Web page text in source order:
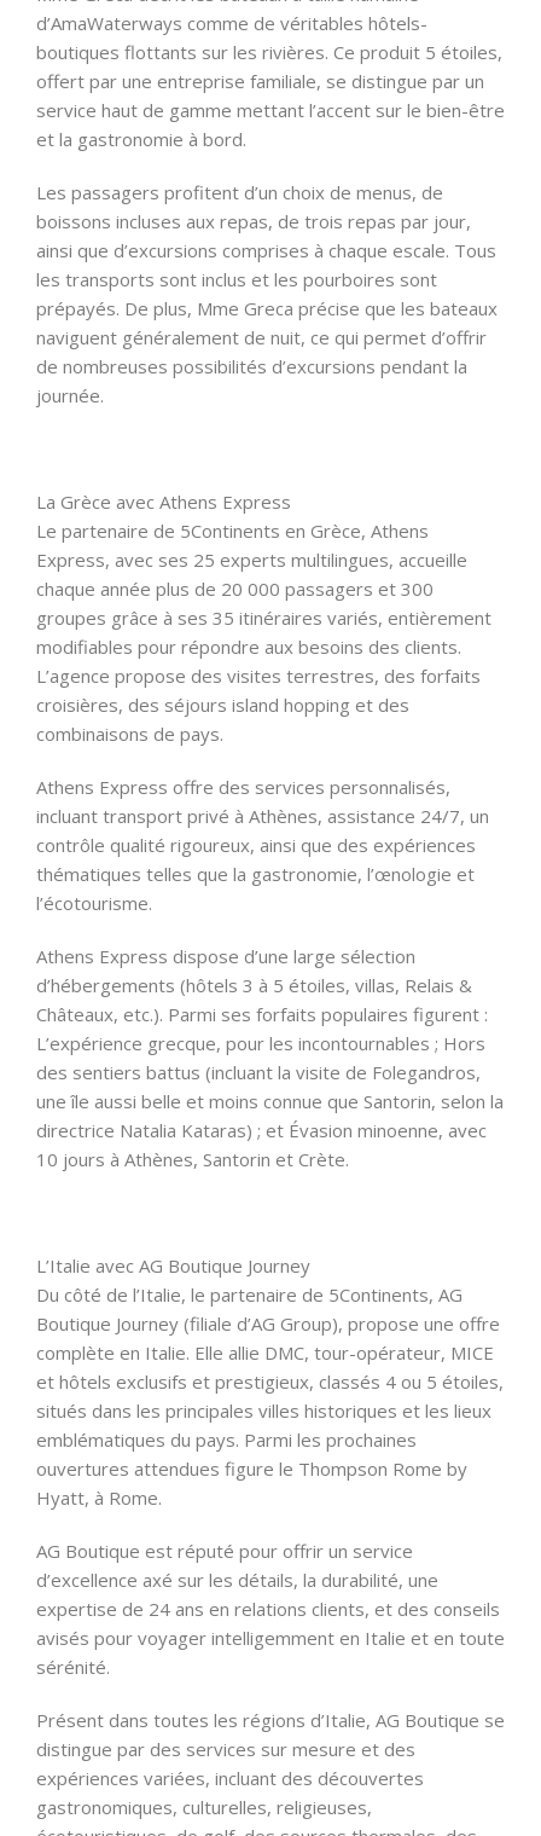
d’AmaWaterways comme de véritables hôtels-
boutiques flottants sur les rivières. Ce produit 5 étoiles,
offert par une entreprise familiale, se distingue par un
service haut de gamme mettant l’accent sur le bien-être
et la gastronomie à bord.
Les passagers profitent d’un choix de menus, de
boissons incluses aux repas, de trois repas par jour,
ainsi que d’excursions comprises à chaque escale. Tous
les transports sont inclus et les pourboires sont
prépayés. De plus, Mme Greca précise que les bateaux
naviguent généralement de nuit, ce qui permet d’offrir
de nombreuses possibilités d’excursions pendant la
journée.
La Grèce avec Athens Express
Le partenaire de 5Continents en Grèce, Athens
Express, avec ses 25 experts multilingues, accueille
chaque année plus de 20 000 passagers et 300
groupes grâce à ses 35 itinéraires variés, entièrement
modifiables pour répondre aux besoins des clients.
L’agence propose des visites terrestres, des forfaits
croisières, des séjours island hopping et des
combinaisons de pays.
Athens Express offre des services personnalisés,
incluant transport privé à Athènes, assistance 24/7, un
contrôle qualité rigoureux, ainsi que des expériences
thématiques telles que la gastronomie, l’œnologie et
l’écotourisme.
Athens Express dispose d’une large sélection
d’hébergements (hôtels 3 à 5 étoiles, villas, Relais &
Châteaux, etc.). Parmi ses forfaits populaires figurent :
L’expérience grecque, pour les incontournables ; Hors
des sentiers battus (incluant la visite de Folegandros,
une île aussi belle et moins connue que Santorin, selon la
directrice Natalia Kataras) ; et Évasion minoenne, avec
10 jours à Athènes, Santorin et Crète.
L’Italie avec AG Boutique Journey
Du côté de l’Italie, le partenaire de 5Continents, AG
Boutique Journey (filiale d’AG Group), propose une offre
complète en Italie. Elle allie DMC, tour-opérateur, MICE
et hôtels exclusifs et prestigieux, classés 4 ou 5 étoiles,
situés dans les principales villes historiques et les lieux
emblématiques du pays. Parmi les prochaines
ouvertures attendues figure le Thompson Rome by
Hyatt, à Rome.
AG Boutique est réputé pour offrir un service
d’excellence axé sur les détails, la durabilité, une
expertise de 24 ans en relations clients, et des conseils
avisés pour voyager intelligemment en Italie et en toute
sérénité.
Présent dans toutes les régions d’Italie, AG Boutique se
distingue par des services sur mesure et des
expériences variées, incluant des découvertes
gastronomiques, culturelles, religieuses,